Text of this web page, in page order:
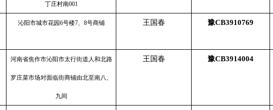
丁庄村南001
沁阳市城市花园6号楼7、8号商铺 王国春 豫CB3910769
河南省焦作市沁阳市太行街道人和北路
罗庄菜市场对面临街商铺由北至南八、
九间
王国春 豫CB3914004